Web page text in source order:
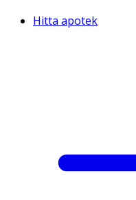
Hitta apotek